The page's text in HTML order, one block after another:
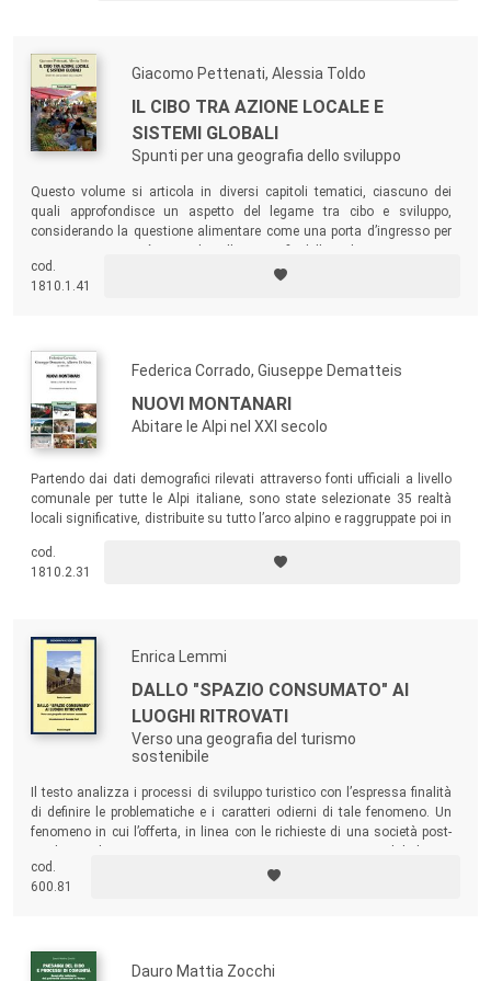
Giacomo Pettenati, Alessia Toldo
IL CIBO TRA AZIONE LOCALE E
SISTEMI GLOBALI
Spunti per una geografia dello sviluppo
Questo volume si articola in diversi capitoli tematici, ciascuno dei
quali approfondisce un aspetto del legame tra cibo e sviluppo,
considerando la questione alimentare come una porta d’ingresso per
cod.
1810.1.41
Federica Corrado, Giuseppe Dematteis
NUOVI MONTANARI
Abitare le Alpi nel XXI secolo
Partendo dai dati demografici rilevati attraverso fonti ufficiali a livello
comunale per tutte le Alpi italiane, sono state selezionate 35 realtà
locali significative, distribuite su tutto l’arco alpino e raggruppate poi in
quantitativi e qualitativi del fenomeno del re-insediamento in
montagna.
cod.
1810.2.31
Enrica Lemmi
DALLO "SPAZIO CONSUMATO" AI
LUOGHI RITROVATI
Verso una geografia del turismo
sostenibile
Il testo analizza i processi di sviluppo turistico con l’espressa finalità
di definire le problematiche e i caratteri odierni di tale fenomeno. Un
fenomeno in cui l’offerta, in linea con le richieste di una società post-
progressivamente segmentandosi in nicchie molteplici, di frequente
connesse alla valorizzazione di elementi culturali e ambientali.
cod.
600.81
Dauro Mattia Zocchi